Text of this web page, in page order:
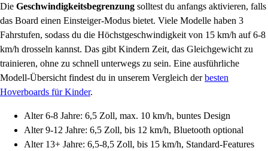
Die Geschwindigkeitsbegrenzung solltest du anfangs aktivieren, falls
das Board einen Einsteiger-Modus bietet. Viele Modelle haben 3
Fahrstufen, sodass du die Höchstgeschwindigkeit von 15 km/h auf 6-8
km/h drosseln kannst. Das gibt Kindern Zeit, das Gleichgewicht zu
trainieren, ohne zu schnell unterwegs zu sein. Eine ausführliche
Modell-Übersicht findest du in unserem Vergleich derbesten
Hoverboards für Kinder.
Alter 6-8 Jahre: 6,5 Zoll, max. 10 km/h, buntes Design
Alter 9-12 Jahre: 6,5 Zoll, bis 12 km/h, Bluetooth optional
Alter 13+ Jahre: 6,5-8,5 Zoll, bis 15 km/h, Standard-Features